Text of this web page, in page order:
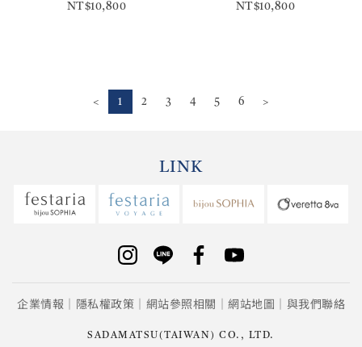
NT$10,800
NT$10,800
< 1 2 3 4 5 6 >
LINK
企業情報 隱私權政策 網站參照相關 網站地圖 與我們聯絡
SADAMATSU(TAIWAN) CO., LTD.